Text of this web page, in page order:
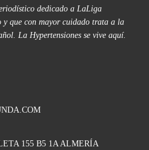
dedicado a LaLiga
y que con mayor cuidado trata a la
La Hypertensiones se vive aquí.
155 B5 1A ALMERÍA